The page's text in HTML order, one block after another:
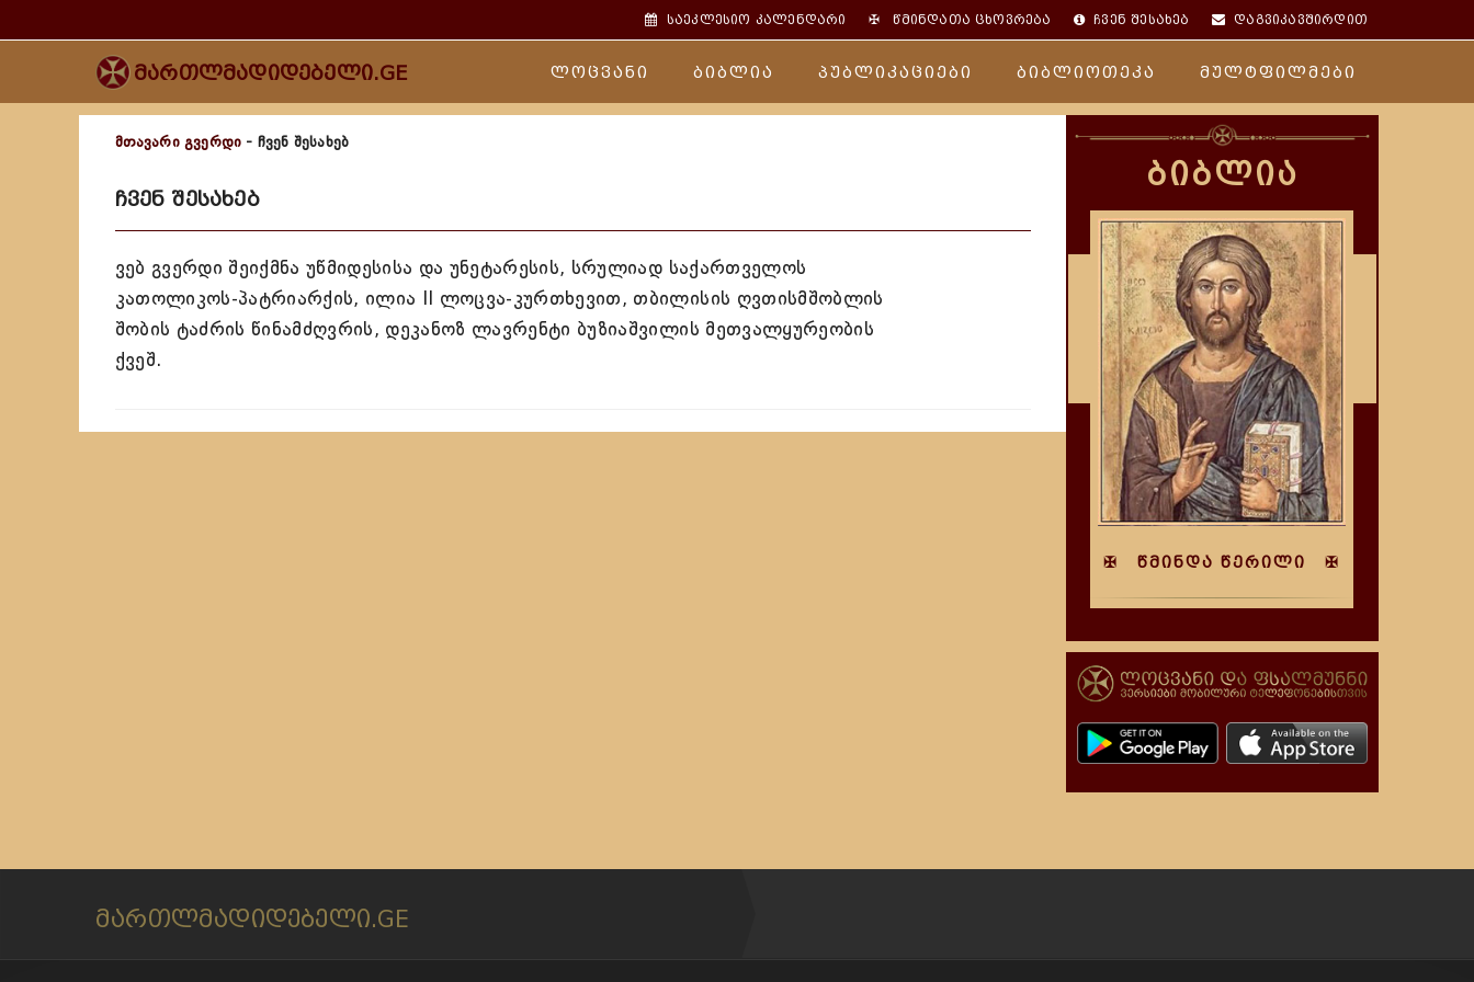
საეკლესიო კალენდარი ✠წმინდათა ცხოვრება ჩვენ შესახებ დაგვიკავშირდით
მართლმადიდებელი.GE ლოცვანი ბიბლია პუბლიკაციები ბიბლიოთეკა მულტფილმები
მთავარი გვერდი - ჩვენ შესახებ
ჩვენ შესახებ
ვებ გვერდი შეიქმნა უწმიდესისა და უნეტარესის, სრულიად საქართველოს
კათოლიკოს-პატრიარქის, ილია II ლოცვა-კურთხევით, თბილისის ღვთისმშობლის
შობის ტაძრის წინამძღვრის, დეკანოზ ლავრენტი ბუზიაშვილის მეთვალყურეობის
ქვეშ.
ბიბლია
✠ წმინდა წერილი ✠
მართლმადიდებელი.GE